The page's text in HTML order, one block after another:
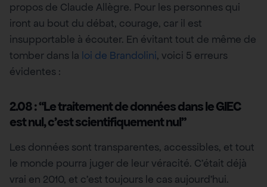
propos de Claude Allègre. Pour les personnes qui
iront au bout du débat, courage, car il est
insupportable à écouter. En évitant tout de même de
tomber dans la loi de Brandolini, voici 5 erreurs
évidentes :
2.08 : “Le traitement de données dans le GIEC
est nul, c’est scientifiquement nul”
Les données sont transparentes, accessibles, et tout
le monde pourra juger de leur véracité. C’était déjà
vrai en 2010, et c’est toujours le cas aujourd’hui.